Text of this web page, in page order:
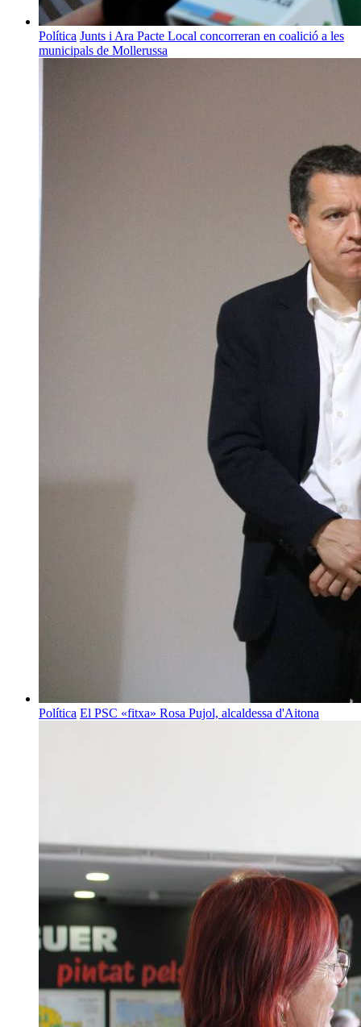
Política Junts i Ara Pacte Local concorreran en coalició a les
municipals de Mollerussa
Política El PSC «fitxa» Rosa Pujol, alcaldessa d'Aitona